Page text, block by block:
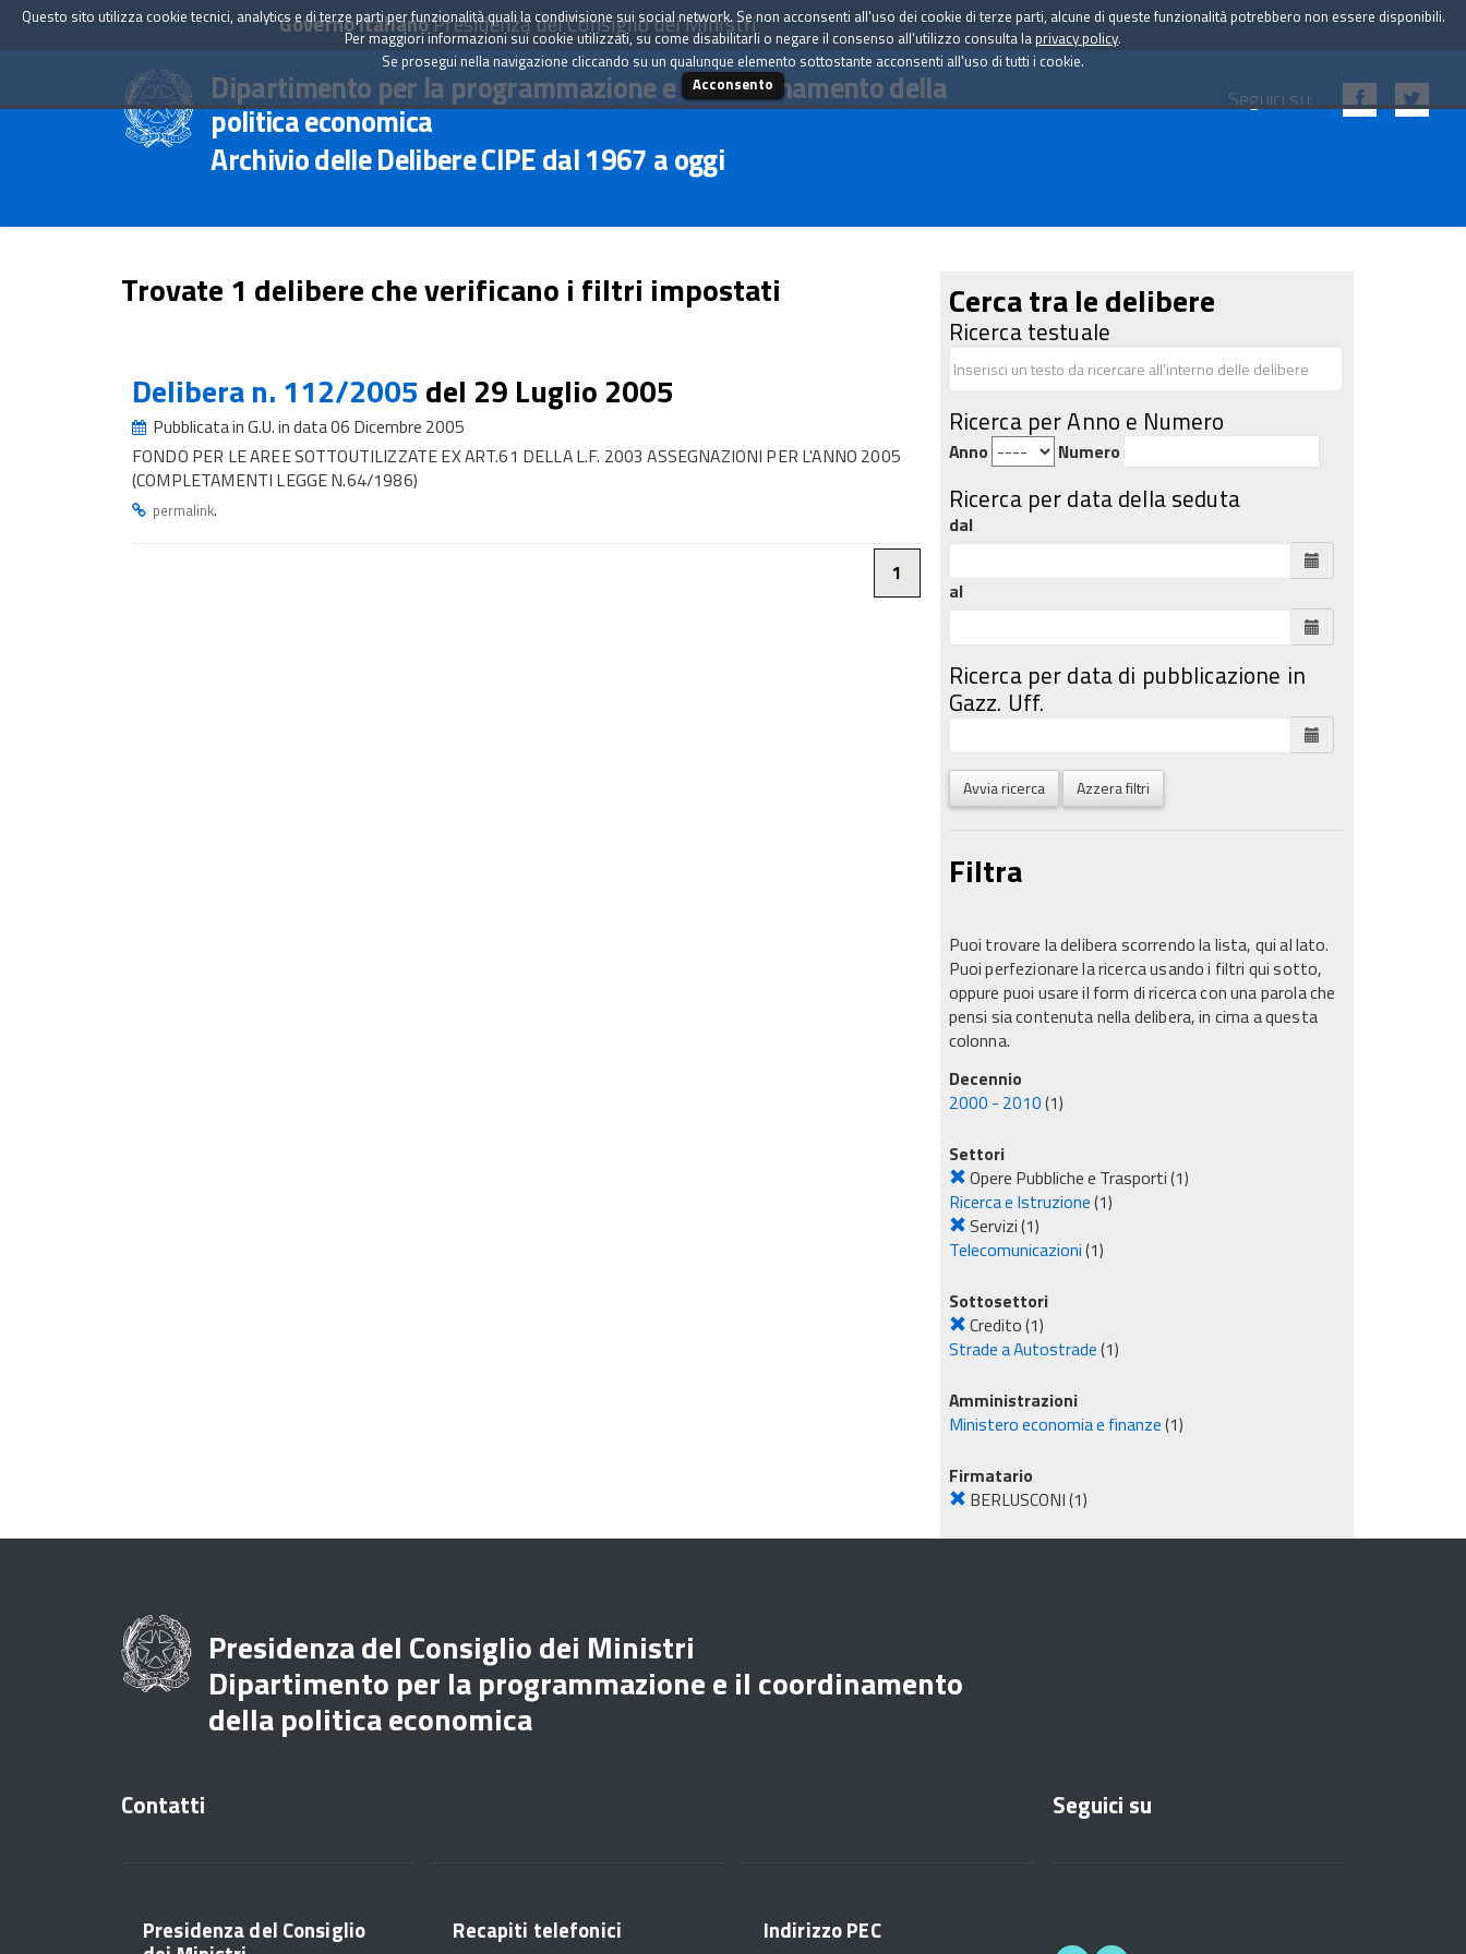
Governo ItalianoPresidenza del Consiglio dei Ministri
Dipartimento per la programmazione e il coordinamento della
politica economica
Archivio delle Delibere CIPE dal 1967 a oggi
Seguici su:
Trovate 1 delibere che verificano i filtri impostati
Delibera n. 112/2005 del 29 Luglio 2005
Pubblicata in G.U. in data 06 Dicembre 2005
FONDO PER LE AREE SOTTOUTILIZZATE EX ART.61 DELLA L.F. 2003 ASSEGNAZIONI PER L'ANNO 2005
(COMPLETAMENTI LEGGE N.64/1986)
permalink.
1
Cerca tra le delibere
Ricerca testuale
Ricerca per Anno e Numero
Anno Numero
Ricerca per data della seduta
dal
al
Ricerca per data di pubblicazione in
Gazz. Uff.
Avvia ricerca Azzera filtri
Filtra
Puoi trovare la delibera scorrendo la lista, qui al lato.
Puoi perfezionare la ricerca usando i filtri qui sotto,
oppure puoi usare il form di ricerca con una parola che
pensi sia contenuta nella delibera, in cima a questa
colonna.
Decennio
2000 - 2010(1)
Settori
Opere Pubbliche e Trasporti(1)
Ricerca e Istruzione(1)
Servizi(1)
Telecomunicazioni(1)
Sottosettori
Credito(1)
Strade a Autostrade(1)
Amministrazioni
Ministero economia e finanze(1)
Firmatario
BERLUSCONI(1)
Questo sito utilizza cookie tecnici, analytics e di terze parti per funzionalità quali la condivisione sui social network. Se non acconsenti all'uso dei cookie di terze parti, alcune di queste funzionalità potrebbero non essere disponibili.
Per maggiori informazioni sui cookie utilizzati, su come disabilitarli o negare il consenso all'utilizzo consulta la privacy policy.
Se prosegui nella navigazione cliccando su un qualunque elemento sottostante acconsenti all'uso di tutti i cookie.
Acconsento
Presidenza del Consiglio dei Ministri
Dipartimento per la programmazione e il coordinamento
della politica economica
Contatti
Presidenza del Consiglio Recapiti telefonici Indirizzo PEC
Seguici su